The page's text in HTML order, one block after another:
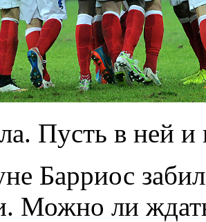
Пусть в ней и
Барриос
Можно ли